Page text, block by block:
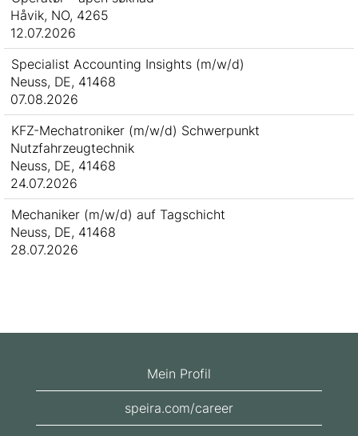
Håvik, NO, 4265
12.07.2026
Specialist Accounting Insights (m/w/d)
Neuss, DE, 41468
07.08.2026
KFZ-Mechatroniker (m/w/d) Schwerpunkt
Nutzfahrzeugtechnik
Neuss, DE, 41468
24.07.2026
Mechaniker (m/w/d) auf Tagschicht
Neuss, DE, 41468
28.07.2026
Mein Profil
speira.com/career